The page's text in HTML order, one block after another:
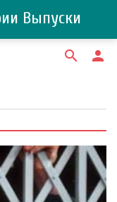
Выпуски
search person